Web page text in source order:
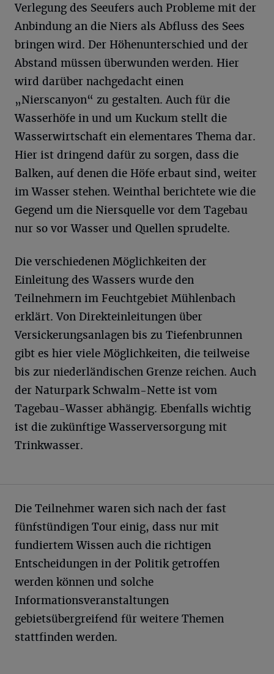
Verlegung des Seeufers auch Probleme mit der
Anbindung an die Niers als Abfluss des Sees
bringen wird. Der Höhenunterschied und der
Abstand müssen überwunden werden. Hier
wird darüber nachgedacht einen
„Nierscanyon“ zu gestalten. Auch für die
Wasserhöfe in und um Kuckum stellt die
Wasserwirtschaft ein elementares Thema dar.
Hier ist dringend dafür zu sorgen, dass die
Balken, auf denen die Höfe erbaut sind, weiter
im Wasser stehen. Weinthal berichtete wie die
Gegend um die Niersquelle vor dem Tagebau
nur so vor Wasser und Quellen sprudelte.
Die verschiedenen Möglichkeiten der
Einleitung des Wassers wurde den
Teilnehmern im Feuchtgebiet Mühlenbach
erklärt. Von Direkteinleitungen über
Versickerungsanlagen bis zu Tiefenbrunnen
gibt es hier viele Möglichkeiten, die teilweise
bis zur niederländischen Grenze reichen. Auch
der Naturpark Schwalm-Nette ist vom
Tagebau-Wasser abhängig. Ebenfalls wichtig
ist die zukünftige Wasserversorgung mit
Trinkwasser.
Die Teilnehmer waren sich nach der fast
fünfstündigen Tour einig, dass nur mit
fundiertem Wissen auch die richtigen
Entscheidungen in der Politik getroffen
werden können und solche
Informationsveranstaltungen
gebietsübergreifend für weitere Themen
stattfinden werden.